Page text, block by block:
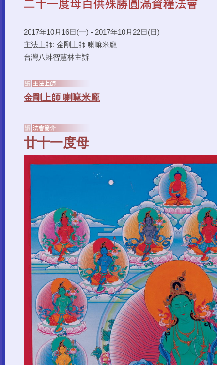
2017年10月16日(一) - 2017年10月22日(日)
主法上師: 金剛上師 喇嘛米龐
台灣八蚌智慧林主辦